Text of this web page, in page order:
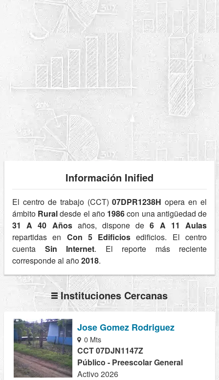
Información Inified
El centro de trabajo (CCT)07DPR1238H opera en el
ámbito Ruraldesde el año 1986con una antigüedad de
31 A 40 Añosaños, dispone de6 A 11 Aulas
repartidas en Con 5 Edificios edificios. El centro
cuenta Sin Internet. El reporte más reciente
corresponde al año2018.
Instituciones Cercanas
Jose Gomez Rodriguez
0 Mts
CCT 07DJN1147Z
Público - Preescolar General
Activo 2026